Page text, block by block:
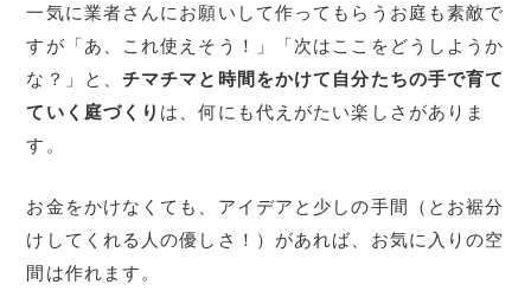
一気に業者さんにお願いして作ってもらうお庭も素敵で
すが「あ、これ使えそう！」「次はここをどうしようか
な？」と、チマチマと時間をかけて自分たちの手で育て
ていく庭づくり は、何にも代えがたい楽しさがありま
す。
お金をかけなくても、アイデアと少しの手間（とお裾分
けしてくれる人の優しさ！）があれば、お気に入りの空
間は作れます。